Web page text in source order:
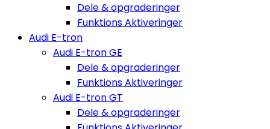
Dele & opgraderinger
Funktions Aktiveringer
Audi E-tron
Audi E-tron GE
Dele & opgraderinger
Funktions Aktiveringer
Audi E-tron GT
Dele & opgraderinger